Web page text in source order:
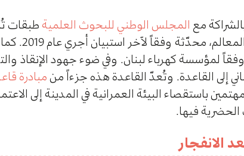
معالمجلس الوطني للبحوث العلميةطبقات
العقارات، ومساحة
لمؤسسة كهرباء لبنان. وفي ضوء جهود الإنقاذ
إلى القاعدة. وتُعدّ القاعدة هذه جزءاً منمبادرة
باستقصاء البيئة العمرانية في المدينة إلى
فيها.
الانفجار